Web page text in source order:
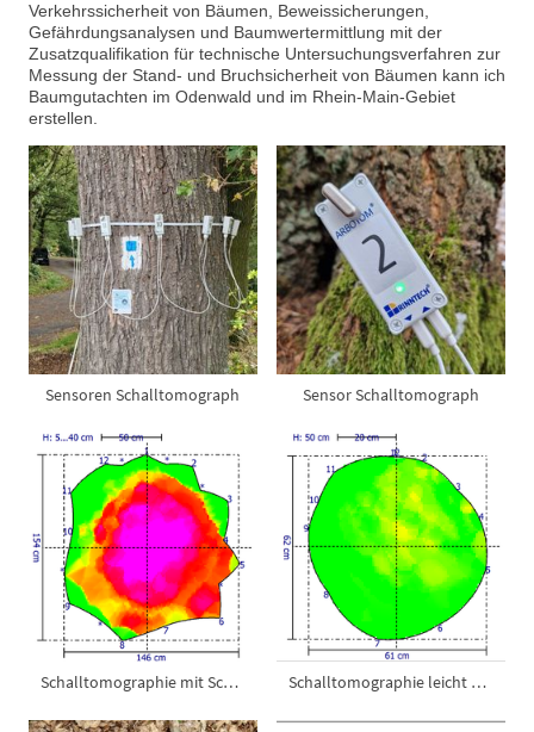
Verkehrssicherheit von Bäumen, Beweissicherungen,
Gefährdungsanalysen und Baumwertermittlung mit der
Zusatzqualifikation für technische Untersuchungsverfahren zur
Messung der Stand- und Bruchsicherheit von Bäumen kann ich
Baumgutachten im Odenwald und im Rhein-Main-Gebiet
erstellen.
Sensoren Schalltomograph Sensor Schalltomograph
Schalltomographie mit Schaden Schalltomographie leicht geschädigt